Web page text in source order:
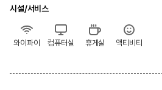
시설/서비스
와이파이 컴퓨터실 휴게실 액티비티